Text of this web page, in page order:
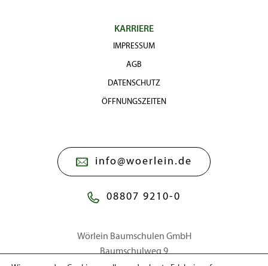
KARRIERE
IMPRESSUM
AGB
DATENSCHUTZ
ÖFFNUNGSZEITEN
info@woerlein.de
08807 9210-0
Wörlein Baumschulen GmbH
Baumschulweg 9